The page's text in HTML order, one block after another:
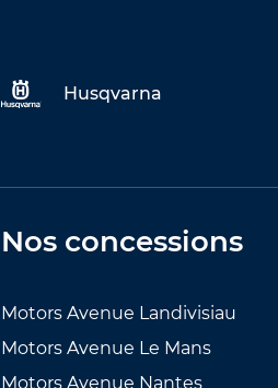
Husqvarna
Nos concessions
Motors Avenue Landivisiau
Motors Avenue Le Mans
Motors Avenue Nantes